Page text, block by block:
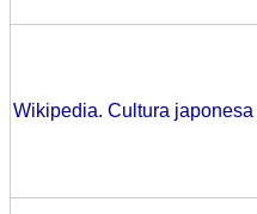
Wikipedia. Cultura japonesa